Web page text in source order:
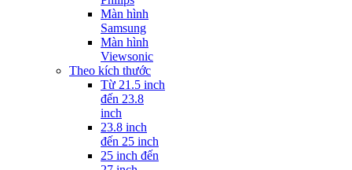
Màn hình
Samsung
Màn hình
Viewsonic
Theo kích thước
Từ 21.5 inch
đến 23.8
inch
23.8 inch
đến 25 inch
25 inch đến